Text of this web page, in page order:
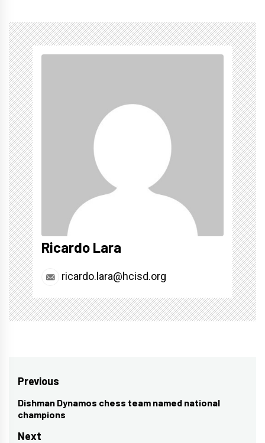
Ricardo Lara
ricardo.lara@hcisd.org
Post
navigation
Previous
Previous
post:
Dishman Dynamos chess team named national
champions
Next